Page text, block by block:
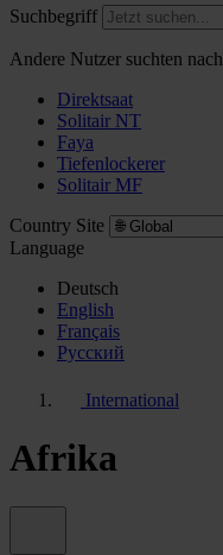
Suchbegriff
Andere Nutzer suchten nach
Direktsaat
Solitair NT
Faya
Tiefenlockerer
Solitair MF
Country Site
Language
Deutsch
English
Français
Pусский
International
Afrika